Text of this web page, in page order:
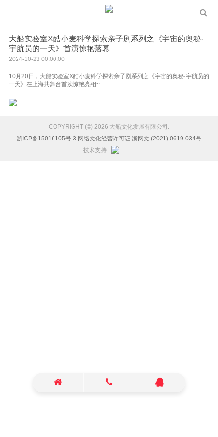
大船实验室X酷小麦科学探索亲子剧系列之《宇宙的奥秘·
宇航员的一天》首演惊艳落幕
2024-10-23 00:00:00
10月20日，大船实验室X酷小麦科学探索亲子剧系列之《宇宙的奥秘·宇航员的
一天》在上海共舞台首次惊艳亮相~
COPYRIGHT (©) 2026 大船文化发展有限公司.
浙ICP备15016105号-3 网络文化经营许可证 浙网文 (2021) 0619-034号
技术支持